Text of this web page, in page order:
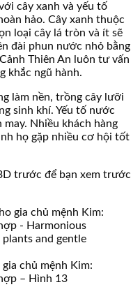
cây xanh và yếu tố
hảo. Cây xanh thuộc
loại cây lá tròn và ít sẽ
đài phun nước nhỏ bằng
Thiên An luôn tư vấn
khắc ngũ hành.
làm nền, trồng cây lưỡi
sinh khí. Yếu tố nước
Nhiều khách hàng
họ gặp nhiều cơ hội tốt
trước để bạn xem trước
chủ mệnh Kim:
– Hình 13